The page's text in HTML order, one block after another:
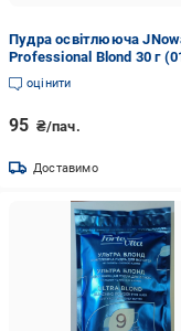
Пудра освітлююча
Professional Blond 30 г
оцінити
95 ₴/пач.
Доставимо